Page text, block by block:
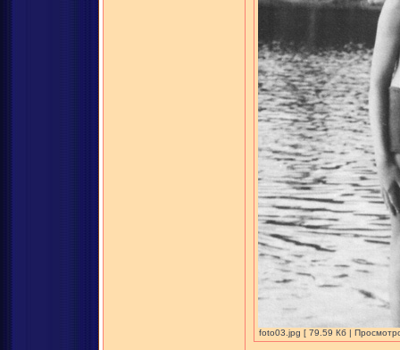
foto03.jpg [ 79.59 Кб |